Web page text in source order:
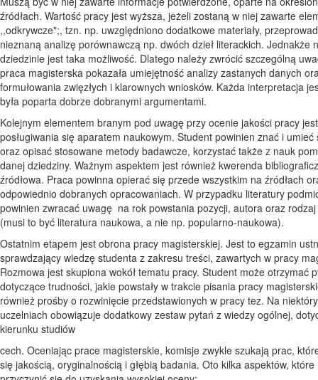
źródłach. Wartość pracy jest wyższa, jeżeli zostaną w niej zawarte
,,odkrywcze";, tzn. np. uwzględniono dodatkowe materiały,
nieznaną analizę porównawczą np. dwóch dzieł literackich. Jednakże
dziedzinie jest taka możliwość. Dlatego należy zwrócić szczególną
praca magisterska pokazała umiejętność analizy zastanych danych
formułowania zwięzłych i klarownych wniosków. Każda interpretacja
była poparta dobrze dobranymi argumentami.
Kolejnym elementem branym pod uwagę przy ocenie jakości pracy
posługiwania się aparatem naukowym. Student powinien znać i umieć
oraz opisać stosowane metody badawcze, korzystać także z nauk
danej dziedziny. Ważnym aspektem jest również kwerenda
źródłowa. Praca powinna opierać się przede wszystkim na źródłach
odpowiednio dobranych opracowaniach. W przypadku literatury
powinien zwracać uwagę na rok powstania pozycji, autora oraz
(musi to być literatura naukowa, a nie np. popularno-naukowa).
Ostatnim etapem jest obrona pracy magisterskiej. Jest to egzamin
sprawdzający wiedzę studenta z zakresu treści, zawartych w pracy
Rozmowa jest skupiona wokół tematu pracy. Student może otrzymać
dotyczące trudności, jakie powstały w trakcie pisania pracy
również prośby o rozwinięcie przedstawionych w pracy tez. Na
uczelniach obowiązuje dodatkowy zestaw pytań z wiedzy ogólnej,
kierunku studiów
cech. Oceniając prace magisterskie, komisje zwykle szukają prac,
się jakością, oryginalnością i głębią badania. Oto kilka aspektów, które